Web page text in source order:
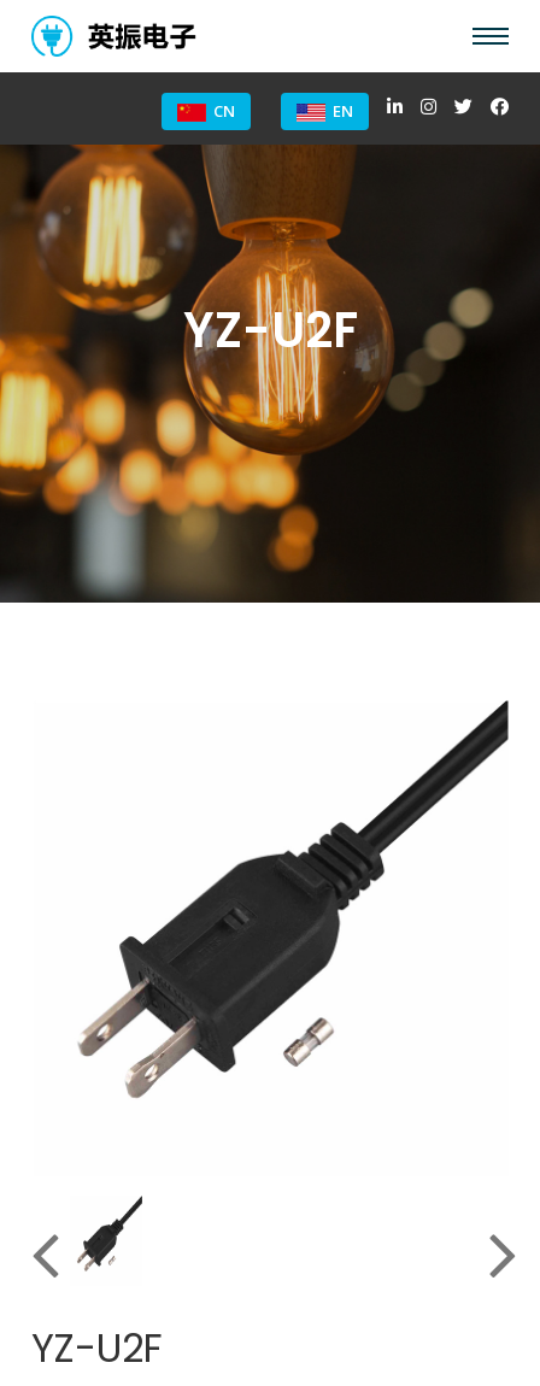
EN
CN
YZ-U2F
YZ-U2F